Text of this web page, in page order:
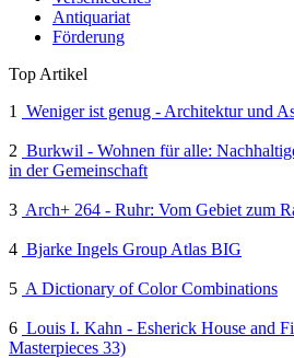
Antiquariat
Förderung
Top Artikel
1
Weniger ist genug - Architektur und
2 Burkwil - Wohnen für alle:
in der Gemeinschaft
3 Arch+ 264 - Ruhr: Vom Gebiet zum
4 Bjarke Ingels Group Atlas BIG
5 A Dictionary of Color Combinations
6 Louis I. Kahn - Esherick House and
Masterpieces 33)